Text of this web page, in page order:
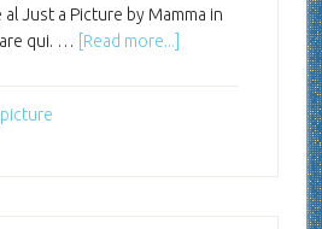
Just a Picture by Mamma in
qui. …
[Read more...]